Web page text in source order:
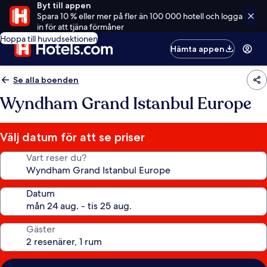
Byt till appen
Spara 10 % eller mer på fler än 100 000 hotell och logga
in för att tjäna förmåner
Hoppa till huvudsektionen
Hämta appen
Se alla boenden
Wyndham Grand Istanbul Europe
Välj datum för att se priser
Vart reser du?
Datum
Gäster